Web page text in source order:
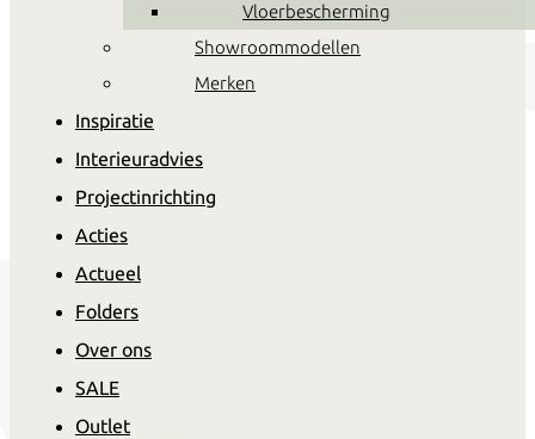
Vloerbescherming
Showroommodellen
Merken
Inspiratie
Interieuradvies
Projectinrichting
Acties
Actueel
Folders
Over ons
SALE
Outlet